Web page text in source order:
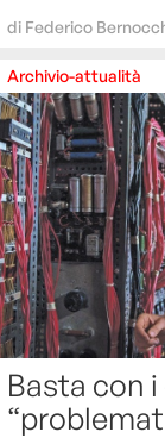
di Federico
Archivio-attualità
Basta con